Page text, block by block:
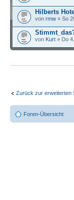
Hilberts
von rmw » So
von Kurt » Do
Zurück zur erweiterten
Foren-Übersicht